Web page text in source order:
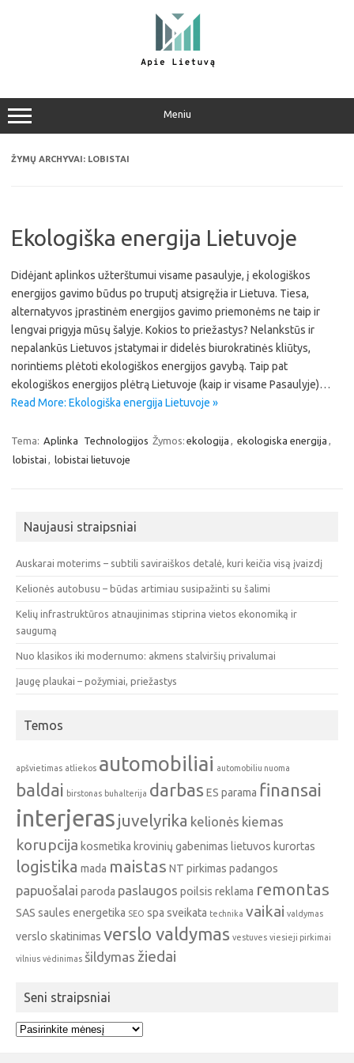
Meniu
ŽYMŲ ARCHYVAI: LOBISTAI
Ekologiška energija Lietuvoje
Didėjant aplinkos užterštumui visame pasaulyje, į ekologiškos
energijos gavimo būdus po truputį atsigręžia ir Lietuva. Tiesa,
alternatyvos įprastinėm energijos gavimo priemonėms ne taip ir
lengvai prigyja mūsų šalyje. Kokios to priežastys? Nelankstūs ir
nepalankūs Lietuvos įstatymai ir didelės biurokratinės kliūtys,
norintiems plėtoti ekologiškos energijos gavybą. Taip pat
ekologiškos energijos plėtrą Lietuvoje (kaip ir visame Pasaulyje)…
Read More: Ekologiška energija Lietuvoje »
Tema: Aplinka Technologijos Žymos: ekologija , ekologiska energija ,
lobistai , lobistai lietuvoje
Naujausi straipsniai
Auskarai moterims – subtili saviraiškos detalė, kuri keičia visą įvaizdį
Kelionės autobusu – būdas artimiau susipažinti su šalimi
Kelių infrastruktūros atnaujinimas stiprina vietos ekonomiką ir
saugumą
Nuo klasikos iki modernumo: akmens stalviršių privalumai
Įaugę plaukai – požymiai, priežastys
Temos
apšvietimas atliekos automobiliai automobiliu nuoma
baldai birstonas buhalterija darbas ES parama finansai
interjeras juvelyrika kelionės kiemas
korupcija kosmetika krovinių gabenimas lietuvos kurortas
logistika mada maistas NT pirkimas padangos
papuošalai paroda paslaugos poilsis reklama remontas
SAS saules energetika SEO spa sveikata technika vaikai valdymas
verslo skatinimas verslo valdymas vestuves viesieji pirkimai
vilnius vėdinimas šildymas žiedai
Seni straipsniai
Seni